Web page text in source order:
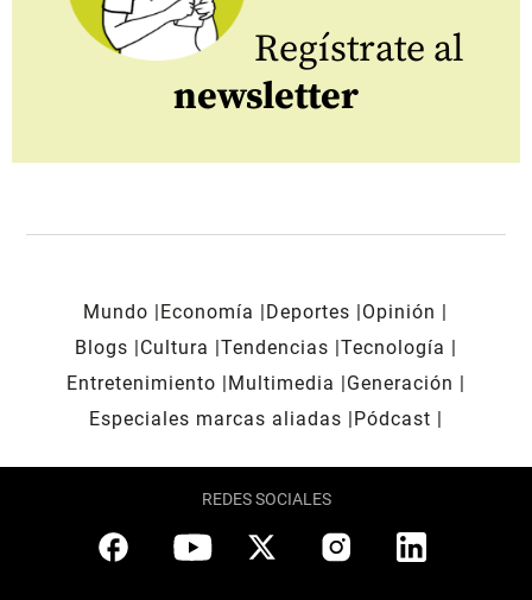
Regístrate al
newsletter
Mundo Economía Deportes
Opinión
Blogs
Cultura Tendencias Tecnología
Entretenimiento
Multimedia
Generación
Especiales marcas aliadas
Pódcast
REDES SOCIALES